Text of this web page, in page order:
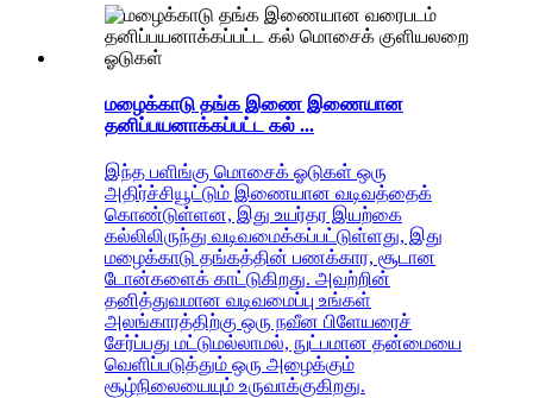
மழைக்காடு தங்க இணை இணையான
தனிப்பயனாக்கப்பட்ட கல் ...
இந்த பளிங்கு மொசைக் ஓடுகள் ஒரு
அதிர்ச்சியூட்டும் இணையான வடிவத்தைக்
கொண்டுள்ளன, இது உயர்தர இயற்கை
கல்லிலிருந்து வடிவமைக்கப்பட்டுள்ளது, இது
மழைக்காடு தங்கத்தின் பணக்கார, சூடான
டோன்களைக் காட்டுகிறது. அவற்றின்
தனித்துவமான வடிவமைப்பு உங்கள்
அலங்காரத்திற்கு ஒரு நவீன பிளேயரைச்
சேர்ப்பது மட்டுமல்லாமல், நுட்பமான தன்மையை
வெளிப்படுத்தும் ஒரு அழைக்கும்
சூழ்நிலையையும் உருவாக்குகிறது.